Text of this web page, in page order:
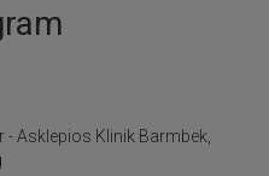
Asklepios Klinik Barmbek,